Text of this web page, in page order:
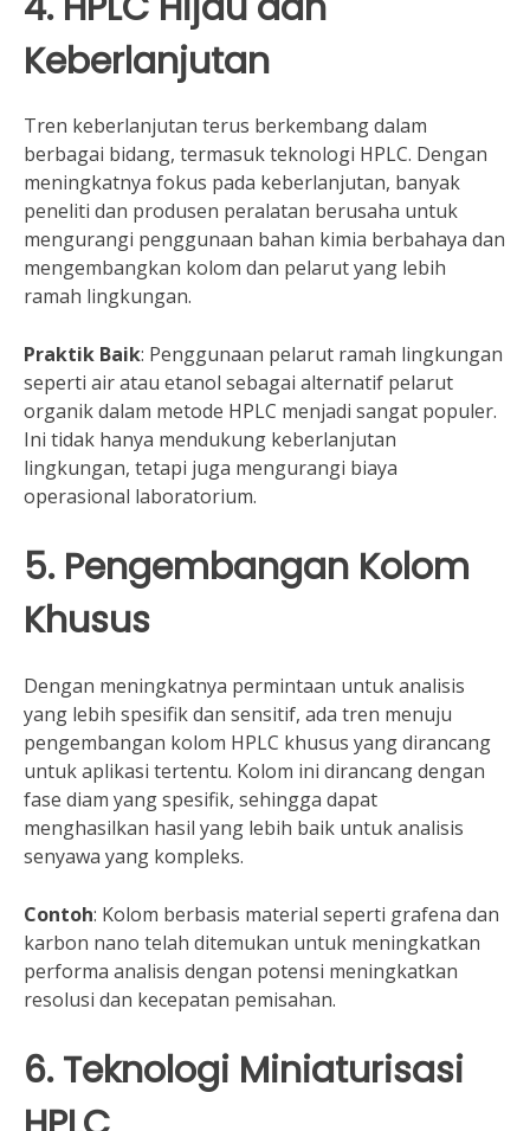
Keberlanjutan
Tren keberlanjutan terus berkembang dalam
berbagai bidang, termasuk teknologi HPLC. Dengan
meningkatnya fokus pada keberlanjutan, banyak
peneliti dan produsen peralatan berusaha untuk
mengurangi penggunaan bahan kimia berbahaya dan
mengembangkan kolom dan pelarut yang lebih
ramah lingkungan.
Praktik Baik: Penggunaan pelarut ramah lingkungan
seperti air atau etanol sebagai alternatif pelarut
organik dalam metode HPLC menjadi sangat populer.
Ini tidak hanya mendukung keberlanjutan
lingkungan, tetapi juga mengurangi biaya
operasional laboratorium.
5. Pengembangan Kolom
Khusus
Dengan meningkatnya permintaan untuk analisis
yang lebih spesifik dan sensitif, ada tren menuju
pengembangan kolom HPLC khusus yang dirancang
untuk aplikasi tertentu. Kolom ini dirancang dengan
fase diam yang spesifik, sehingga dapat
menghasilkan hasil yang lebih baik untuk analisis
senyawa yang kompleks.
Contoh: Kolom berbasis material seperti grafena dan
karbon nano telah ditemukan untuk meningkatkan
performa analisis dengan potensi meningkatkan
resolusi dan kecepatan pemisahan.
6. Teknologi Miniaturisasi